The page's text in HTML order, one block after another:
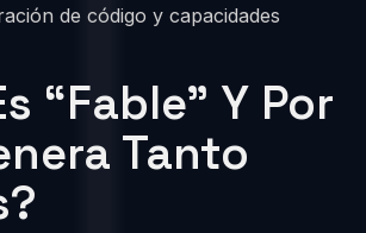
de código y capacidades
“Fable” Y Por
Tanto